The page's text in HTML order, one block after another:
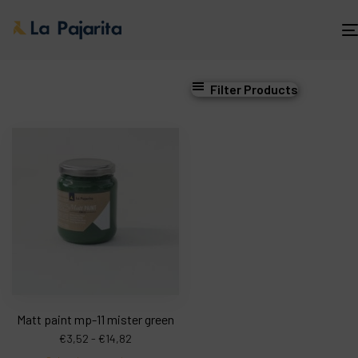
Filter Products
Matt paint mp-11 mister green
€3,52 - €14,82